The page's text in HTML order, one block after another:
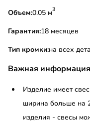
Объем:
0.05 м3
Гарантия:18 месяцев
Тип кромки:на всех
Важная информация
Изделие имеет
ширина больше на
изделия - свесы